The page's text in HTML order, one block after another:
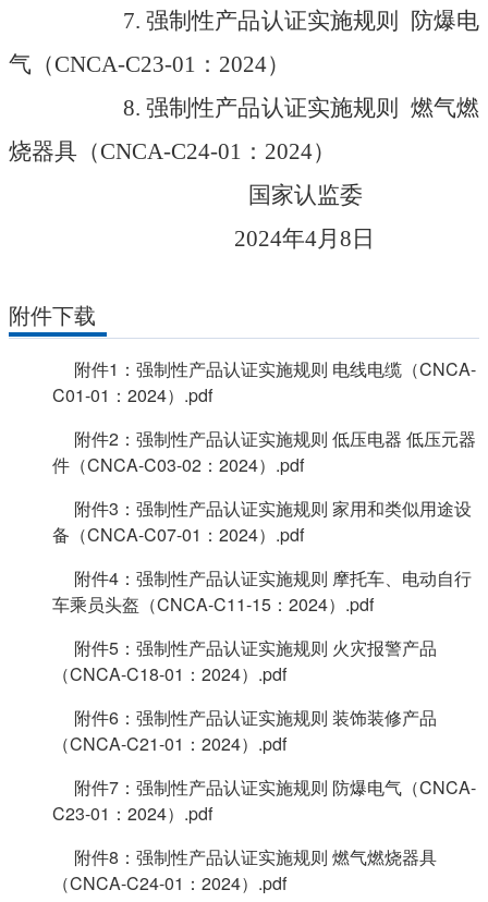
7. 强制性产品认证实施规则 防爆电
气 （CNCA-C23-01 ： 2024）
8. 强制性产品认证实施规则 燃气燃
烧器具 （CNCA-C24-01 ： 2024）
国家认监委
2024年4月8日
附件下载
附件1：强制性产品认证实施规则 电线电缆（CNCA-
C01-01：2024）.pdf
附件2：强制性产品认证实施规则 低压电器 低压元器
件（CNCA-C03-02：2024）.pdf
附件3：强制性产品认证实施规则 家用和类似用途设
备（CNCA-C07-01：2024）.pdf
附件4：强制性产品认证实施规则 摩托车、电动自行
车乘员头盔（CNCA-C11-15：2024）.pdf
附件5：强制性产品认证实施规则 火灾报警产品
（CNCA-C18-01：2024）.pdf
附件6：强制性产品认证实施规则 装饰装修产品
（CNCA-C21-01：2024）.pdf
附件7：强制性产品认证实施规则 防爆电气（CNCA-
C23-01：2024）.pdf
附件8：强制性产品认证实施规则 燃气燃烧器具
（CNCA-C24-01：2024）.pdf